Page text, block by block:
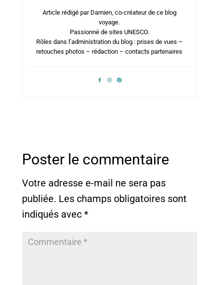
Article rédigé par Damien, co-créateur de ce blog
voyage.
Passionné de sites UNESCO.
Rôles dans l’administration du blog : prises de vues –
retouches photos – rédaction – contacts partenaires
Poster le commentaire
Votre adresse e-mail ne sera pas
publiée. Les champs obligatoires sont
indiqués avec *